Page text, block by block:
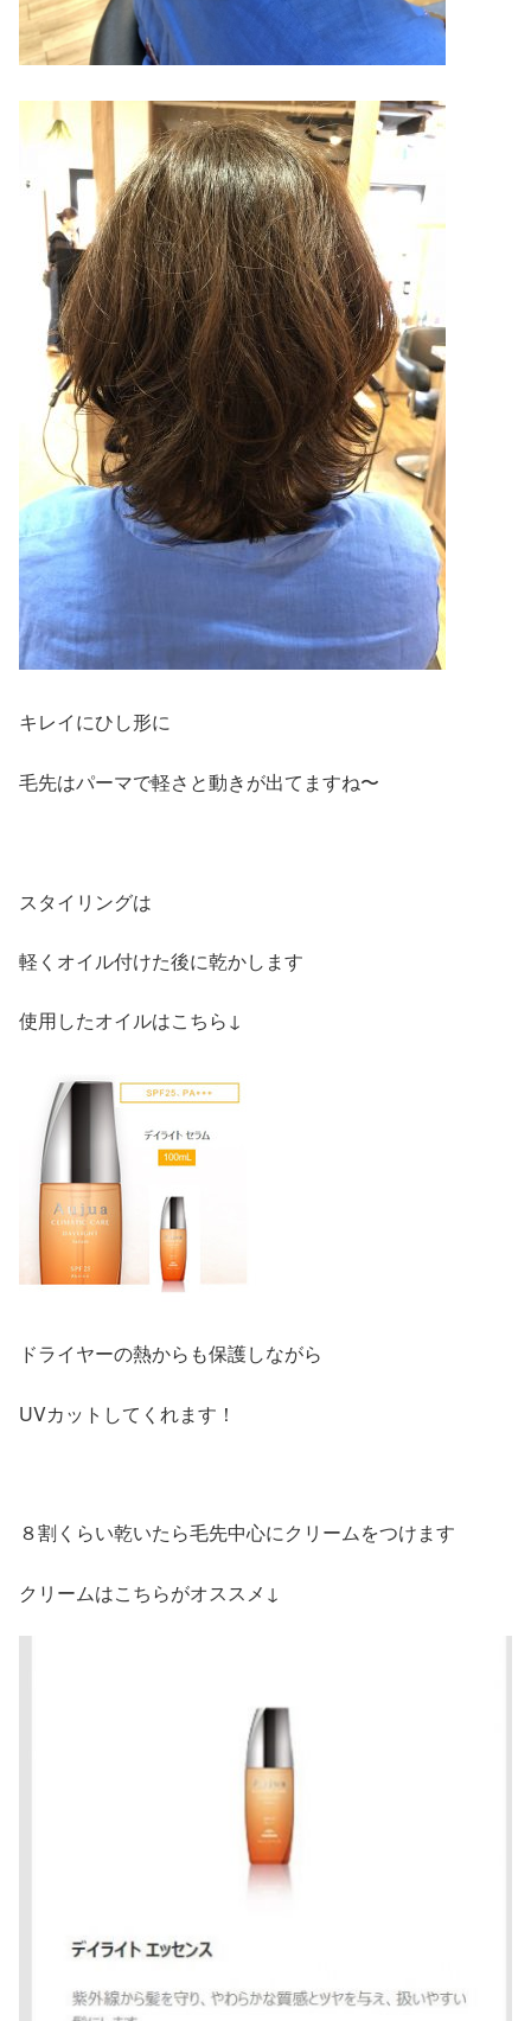
キレイにひし形に
毛先はパーマで軽さと動きが出てますね〜
スタイリングは
軽くオイル付けた後に乾かします
使用したオイルはこちら↓
ドライヤーの熱からも保護しながら
UVカットしてくれます！
８割くらい乾いたら毛先中心にクリームをつけます
クリームはこちらがオススメ↓